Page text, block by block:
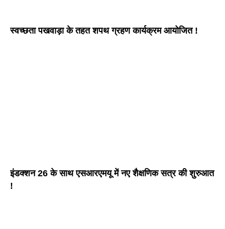
स्वच्छता पखवाड़ा के तहत शपथ ग्रहण कार्यक्रम आयोजित !
इंडक्शन 26 के साथ एसआरएमयू में नए शैक्षणिक सत्र की शुरुआत
!